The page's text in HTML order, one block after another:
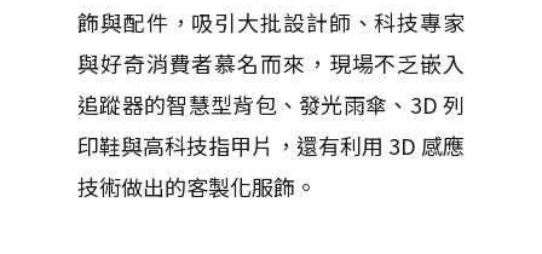
飾與配件，吸引大批設計師、科技專家
與好奇消費者慕名而來，現場不乏嵌入
追蹤器的智慧型背包、發光雨傘、3D 列
印鞋與高科技指甲片，還有利用 3D 感應
技術做出的客製化服飾。